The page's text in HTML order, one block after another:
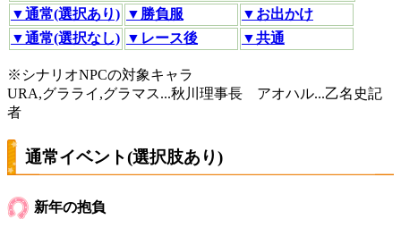
▼通常(選択あり) ▼勝負服
▼お出かけ
▼通常(選択なし) ▼レース後 ▼共通
※シナリオNPCの対象キャラ
URA,グラライ,グラマス...秋川理事長 アオハル...乙名史記
者
通常イベント(選択肢あり)
新年の抱負